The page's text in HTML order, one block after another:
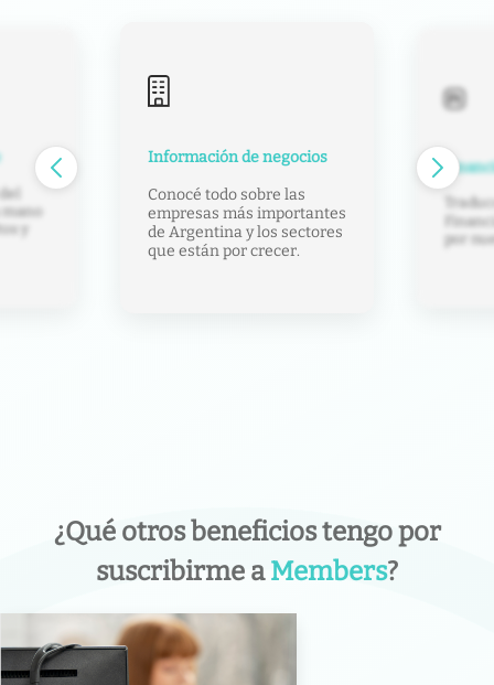
y
Información de negocios
Conocé todo sobre las
empresas más importantes
de Argentina y los sectores
que están por crecer.
por
¿Qué otros beneficios tengo por
suscribirme aMembers?